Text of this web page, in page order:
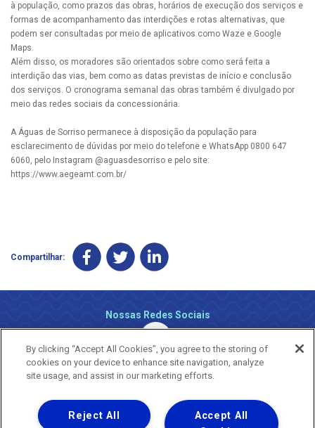
à população, como prazos das obras, horários de execução dos serviços e
formas de acompanhamento das interdições e rotas alternativas, que
podem ser consultadas por meio de aplicativos como Waze e Google
Maps.
Além disso, os moradores são orientados sobre como será feita a
interdição das vias, bem como as datas previstas de início e conclusão
dos serviços. O cronograma semanal das obras também é divulgado por
meio das redes sociais da concessionária.
A Águas de Sorriso permanece à disposição da população para
esclarecimento de dúvidas por meio do telefone e WhatsApp 0800 647
6060, pelo Instagram @aguasdesorriso e pelo site:
https://www.aegeamt.com.br/
Compartilhar:
Nossas Redes Sociais
Uma empresa
By clicking “Accept All Cookies”, you agree to the storing of
cookies on your device to enhance site navigation, analyze
site usage, and assist in our marketing efforts.
Accept All
Reject All